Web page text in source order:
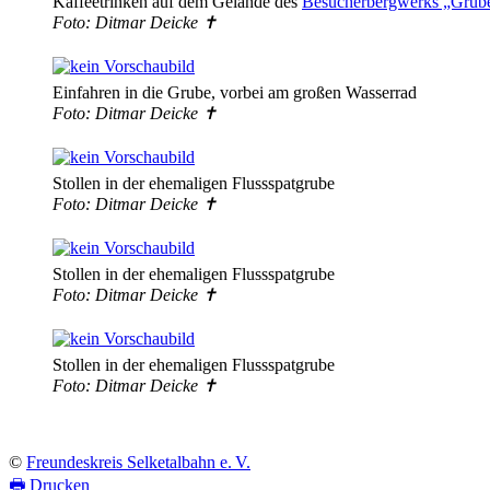
Foto: Ditmar Deicke ✝
Einfahren in die Grube, vorbei am großen Wasserrad
Foto: Ditmar Deicke ✝
Stollen in der ehemaligen Flussspatgrube
Foto: Ditmar Deicke ✝
Stollen in der ehemaligen Flussspatgrube
Foto: Ditmar Deicke ✝
Stollen in der ehemaligen Flussspatgrube
Foto: Ditmar Deicke ✝
© Freundeskreis Selketalbahn e. V.
🖶 Drucken